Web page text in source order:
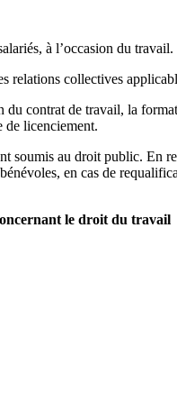
à l’occasion du travail.
relations collectives
contrat de travail, la
de licenciement.
soumis au droit public. En
en cas de
le droit du travail